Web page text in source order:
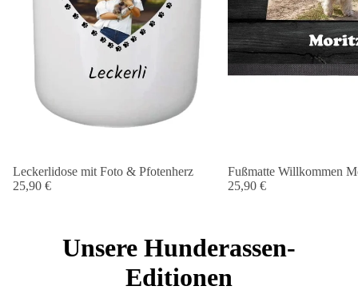
Leckerlidose mit Foto & Pfotenherz
25,90 €
Fußmatte Willkommen
25,90 €
Unsere Hunderassen-
Editionen